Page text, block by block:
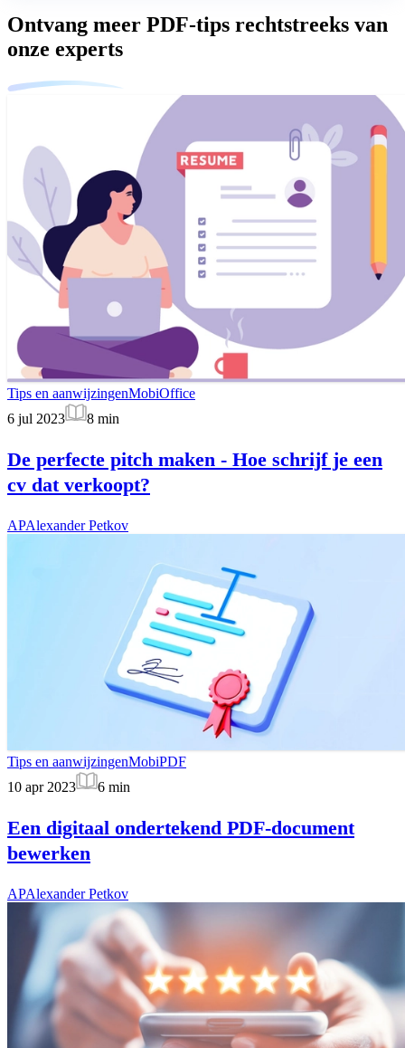
Ontvang meer PDF-tips rechtstreeks van
onze experts
Tips en aanwijzingenMobiOffice
6 jul 2023
8 min
De perfecte pitch maken - Hoe schrijf je een
cv dat verkoopt?
APAlexander Petkov
Tips en aanwijzingenMobiPDF
10 apr 2023
6 min
Een digitaal ondertekend PDF-document
bewerken
APAlexander Petkov